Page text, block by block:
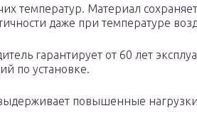
температур. Материал
даже при температуре
гарантирует от 60 лет
по установке.
повышенные